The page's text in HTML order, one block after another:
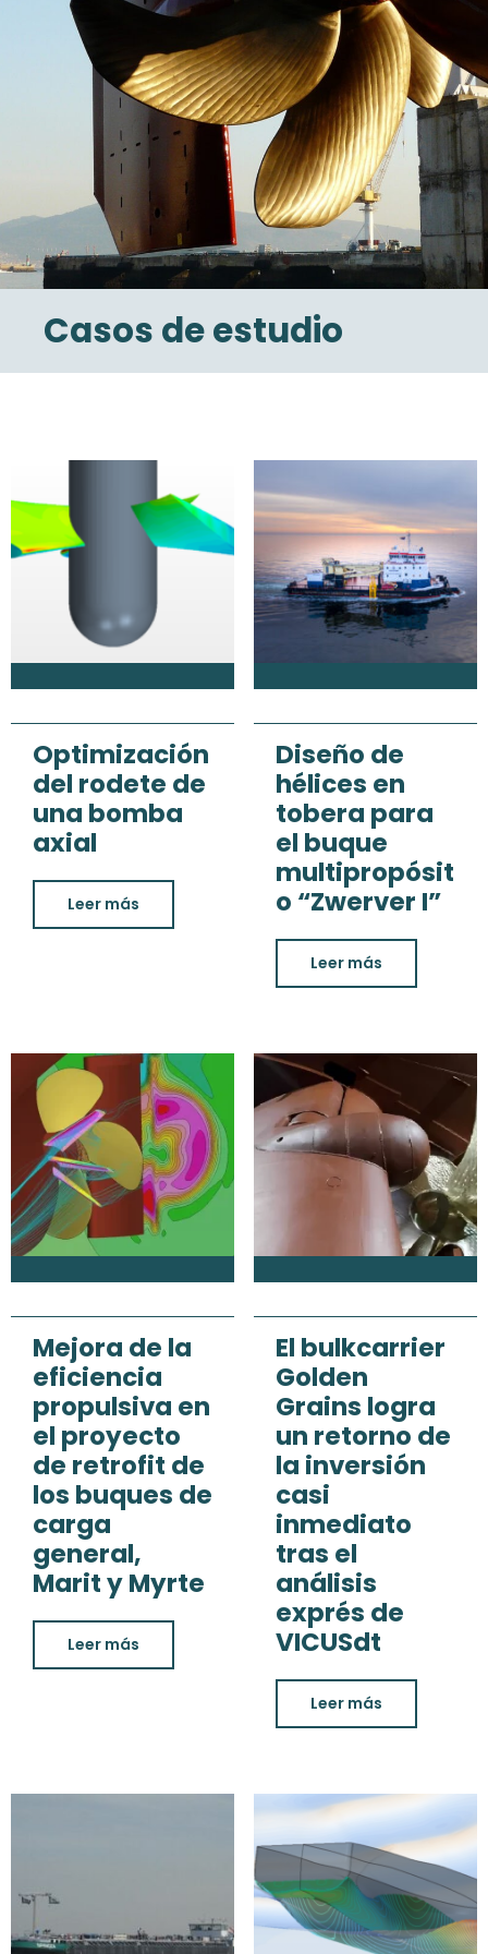
Casos de estudio
Optimización
del rodete de
una bomba
axial
Leer más
Diseño de
hélices en
tobera para
el buque
multipropósit
o “Zwerver I”
Leer más
Mejora de la
eficiencia
propulsiva en
el proyecto
de retrofit de
los buques de
carga
general,
Marit y Myrte
Leer más
El bulkcarrier
Golden
Grains logra
un retorno de
la inversión
casi
inmediato
tras el
análisis
exprés de
VICUSdt
Leer más